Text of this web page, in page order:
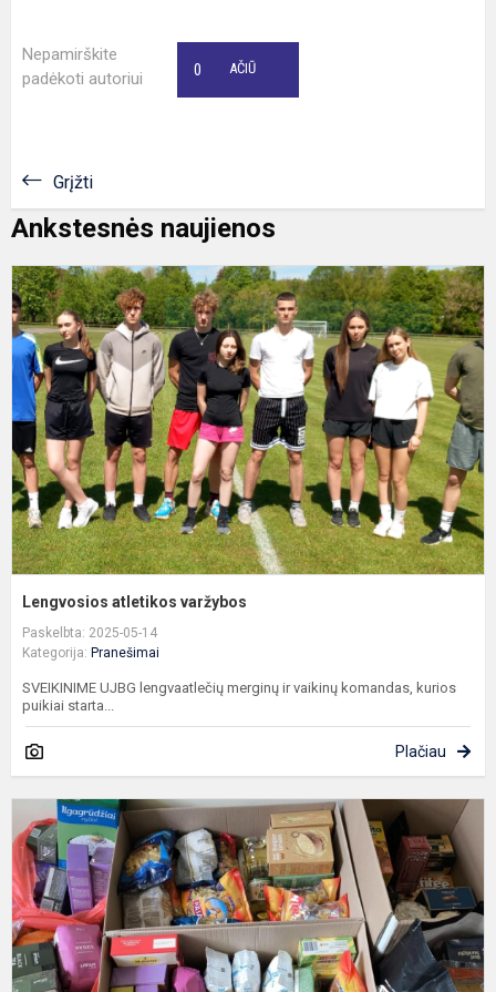
Nepamirškite
padėkoti autoriui
AČIŪ
0
Grįžti
Ankstesnės naujienos
Lengvosios atletikos varžybos
Paskelbta: 2025-05-14
Kategorija: Pranešimai
SVEIKINIME UJBG lengvaatlečių merginų ir vaikinų komandas, kurios
puikiai starta...
Plačiau